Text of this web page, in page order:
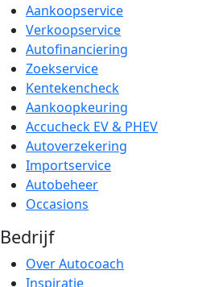
Aankoopservice
Verkoopservice
Autofinanciering
Zoekservice
Kentekencheck
Aankoopkeuring
Accucheck EV & PHEV
Autoverzekering
Importservice
Autobeheer
Occasions
Bedrijf
Over Autocoach
Inspiratie